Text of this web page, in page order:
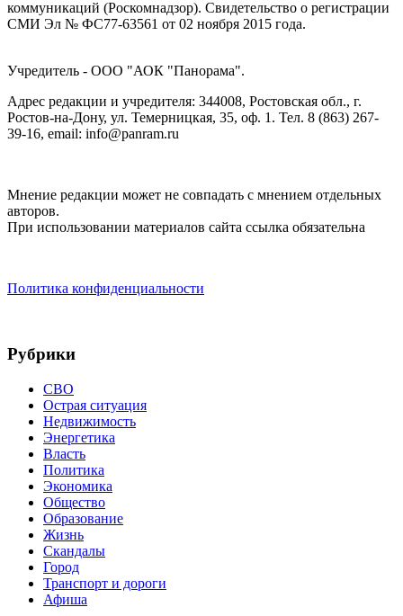
коммуникаций (Роскомнадзор). Cвидетельство о регистрации
СМИ Эл № ФС77-63561 от 02 ноября 2015 года.
Учредитель - ООО "АОК "Панорама".
Адрес редакции и учредителя: 344008, Ростовская обл., г.
Ростов-на-Дону, ул. Темерницкая, 35, оф. 1. Тел. 8 (863) 267-
39-16, email: info@panram.ru
Мнение редакции может не совпадать с мнением отдельных
авторов.
При использовании материалов сайта ссылка обязательна
Политика конфиденциальности
Рубрики
СВО
Острая ситуация
Недвижимость
Энергетика
Власть
Политика
Экономика
Общество
Образование
Жизнь
Скандалы
Город
Транспорт и дороги
Афиша